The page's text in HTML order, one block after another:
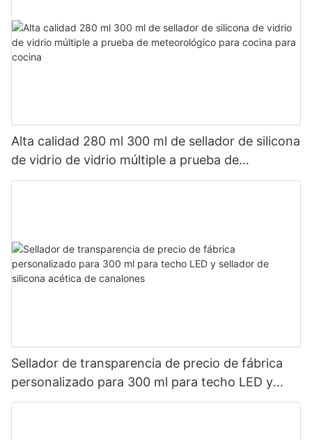
Alta calidad 280 ml 300 ml de sellador de silicona
de vidrio de vidrio múltiple a prueba de
meteorológico para cocina para cocina
Sellador de transparencia de precio de fábrica
personalizado para 300 ml para techo LED y
sellador de silicona acética de canalones